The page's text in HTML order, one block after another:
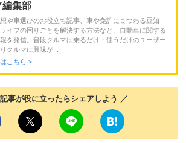
編集部
や車選びのお役立ち記事、車や免許にまつわる豆知
イフの困りごとを解決する方法など、自動車に関する
を発信。普段クルマは乗るだけ・使うだけのユーザー
クルマに興味が...
こちら >
事が役に立ったらシェアしよう ／